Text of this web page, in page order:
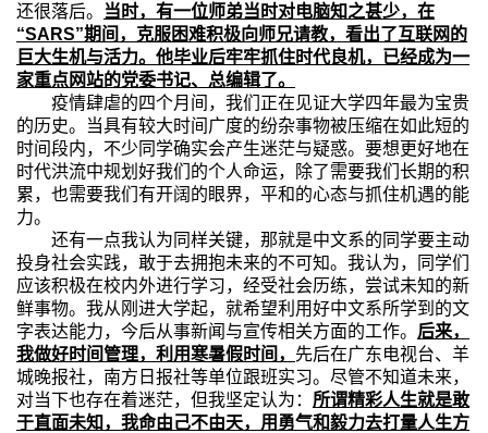
还很落后。
当时，有一位师弟当时对电脑知之甚少，在
“SARS”期间，克服困难积极向师兄请教，看出了互联网的
巨大生机与活力。他毕业后牢牢抓住时代良机，已经成为一
家重点网站的党委书记、总编辑了。
疫情肆虐的四个月间，我们正在见证大学四年最为宝贵
的历史。当具有较大时间广度的纷杂事物被压缩在如此短的
时间段内，不少同学确实会产生迷茫与疑惑。要想更好地在
时代洪流中规划好我们的个人命运，除了需要我们长期的积
累，也需要我们有开阔的眼界，平和的心态与抓住机遇的能
力。
还有一点我认为同样关键，那就是中文系的同学要主动
投身社会实践，敢于去拥抱未来的不可知。我认为，同学们
应该积极在校内外进行学习，经受社会历练，尝试未知的新
鲜事物。我从刚进大学起，就希望利用好中文系所学到的文
字表达能力，今后从事新闻与宣传相关方面的工作。 后来，
我做好时间管理，利用寒暑假时间， 先后在广东电视台、羊
城晚报社，南方日报社等单位跟班实习。尽管不知道未来，
对当下也存在着迷茫，但我坚定认为： 所谓精彩人生就是敢
于直面未知，我命由己不由天，用勇气和毅力去打量人生方